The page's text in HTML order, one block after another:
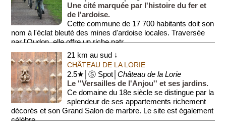
Une cité marquée par l'histoire du fer et
de l'ardoise.
Cette commune de 17 700 habitants doit son
nom à l'éclat bleuté des mines d'ardoise locales. Traversée
par l'Oudon, elle offre un riche patr...
21 km au sud ↓
CHÂTEAU DE LA LORIE
2.5★│Ⓢ Spot│Château de la Lorie
Le ''Versailles de l'Anjou'' et ses jardins.
Ce domaine du 18e siècle se distingue par la
splendeur de ses appartements richement
décorés et son Grand Salon de marbre. Le site est également
célèbre ...